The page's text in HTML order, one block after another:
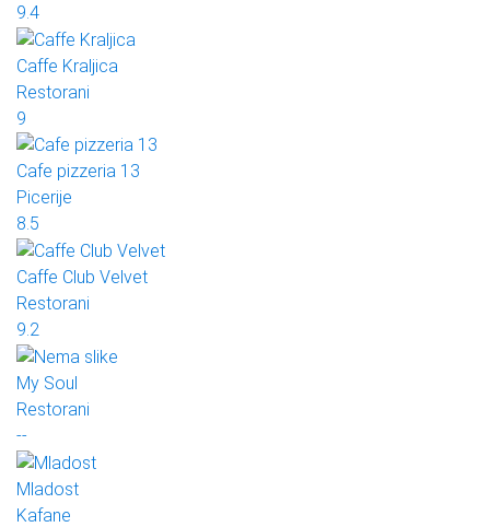
9.4
Caffe Kraljica
Restorani
9
Cafe pizzeria 13
Picerije
8.5
Caffe Club Velvet
Restorani
9.2
My Soul
Restorani
--
Mladost
Kafane